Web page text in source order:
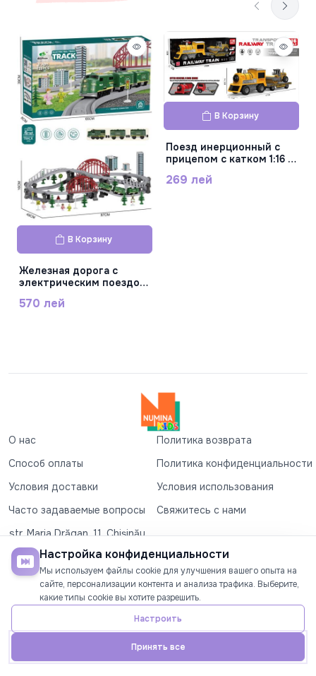
Телефон Аккаунт
В Корзину
Железная дорога с
электрическим поездом,
аксессуарами 128 дет,
570 лей
В Корзину
Поезд инерционный с
прицепом с катком 1:16 с
MJX100A-3
269 лей
О нас
Политика возврата
Способ оплаты
Политика конфиденциальности
Условия доставки
Условия использования
Часто задаваемые вопросы
Свяжитесь с нами
str. Maria Drăgan, 11, Chișinău
+37360327279
©2026Numina Kids. Все права защищены
СОЦИАЛЬНЫЕ СЕТИ
Настройка конфиденциальности
Мы используем файлы cookie для улучшения вашего опыта на
сайте, персонализации контента и анализа трафика. Выберите,
какие типы cookie вы хотите разрешить.
Настроить
Принять все